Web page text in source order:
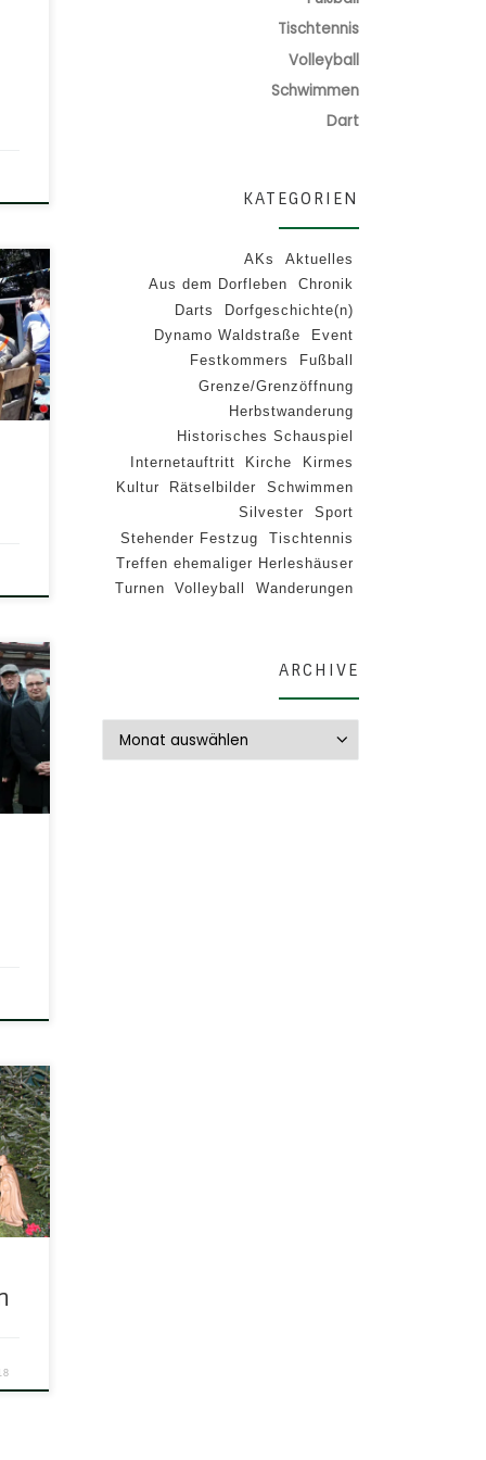
in
Tischtennis
Volleyball
Schwimmen
Dart
KATEGORIEN
AKs
Aktuelles
Aus dem Dorfleben
Chronik
Darts
Dorfgeschichte(n)
Dynamo Waldstraße
Event
Festkommers
Fußball
Grenze/Grenzöffnung
Herbstwanderung
Historisches Schauspiel
Internetauftritt
Kirche
Kirmes
Kultur
Rätselbilder
Schwimmen
Silvester
Sport
Stehender Festzug
Tischtennis
Treffen ehemaliger Herleshäuser
Turnen
Volleyball Wanderungen
ARCHIVE